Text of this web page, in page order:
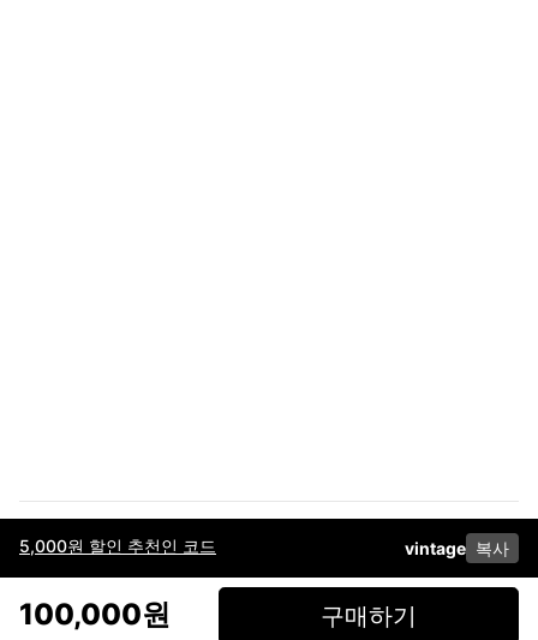
5,000원 할인 추천인 코드 vintage 복사
100,000원 구매하기
이용약관고객센터판매개인정보 처리방침사업자 정보다운로드
페이스북